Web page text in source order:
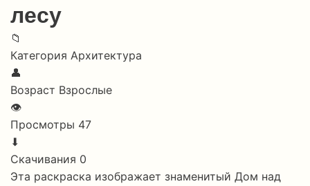
лесу
📁
Категория Архитектура
👤
Возраст Взрослые
👁
Просмотры 47
⬇
Скачивания 0
Эта раскраска изображает знаменитый Дом над